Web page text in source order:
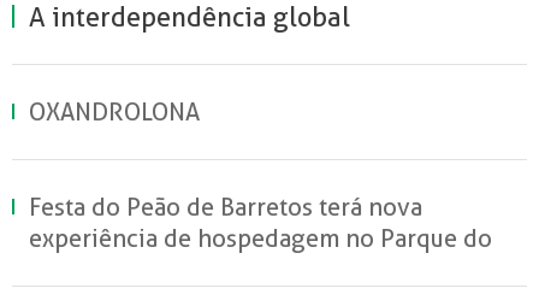
A interdependência global
OXANDROLONA
Festa do Peão de Barretos terá nova
experiência de hospedagem no Parque do